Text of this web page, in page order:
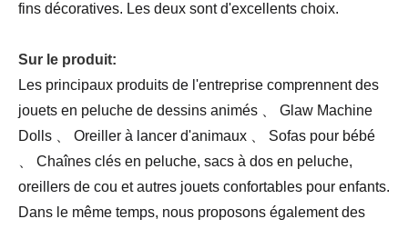
fins décoratives. Les deux sont d'excellents choix.
Sur le produit:
Les principaux produits de l'entreprise comprennent des
jouets en peluche de dessins animés 、 Glaw Machine
Dolls 、 Oreiller à lancer d'animaux 、 Sofas pour bébé
、 Chaînes clés en peluche, sacs à dos en peluche,
oreillers de cou et autres jouets confortables pour enfants.
Dans le même temps, nous proposons également des